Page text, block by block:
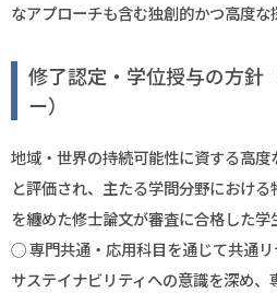
なアプローチも含む独創的かつ高度な
修了認定・学位授与の方針
ー）
地域・世界の持続可能性に資する高
と評価され、主たる学問分野におけ
を纏めた修士論文が審査に合格した学
◯ 専門共通・応用科目を通じて共通
サステイナビリティへの意識を深め